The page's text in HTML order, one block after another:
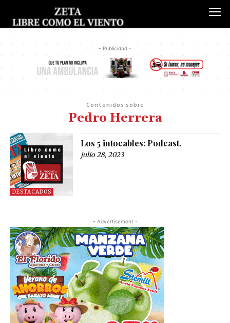
- Publicidad -
Contenidos sobre
Pedro Herrera
DESTACADOS
Los 5 intocables: Podcast.
julio 28, 2023
- Advertisement -